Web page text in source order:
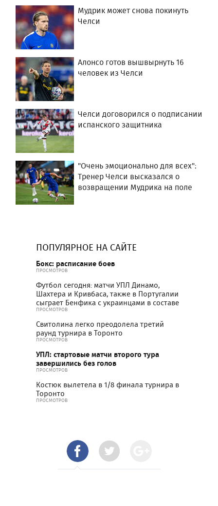
Мудрик может снова покинуть
Челси
Алонсо готов вышвырнуть 16
человек из Челси
Челси договорился о подписании
испанского защитника
"Очень эмоционально для всех":
Тренер Челси высказался о
возвращении Мудрика на поле
ПОПУЛЯРНОЕ НА САЙТЕ
Бокс: расписание боев
ПРОСМОТРОВ
Футбол сегодня: матчи УПЛ Динамо,
Шахтера и Кривбаса, также в Португалии
сыграет Бенфика с украинцами в составе
ПРОСМОТРОВ
Свитолина легко преодолела третий
раунд турнира в Торонто
ПРОСМОТРОВ
УПЛ: стартовые матчи второго тура
завершились без голов
ПРОСМОТРОВ
Костюк вылетела в 1/8 финала турнира в
Торонто
ПРОСМОТРОВ